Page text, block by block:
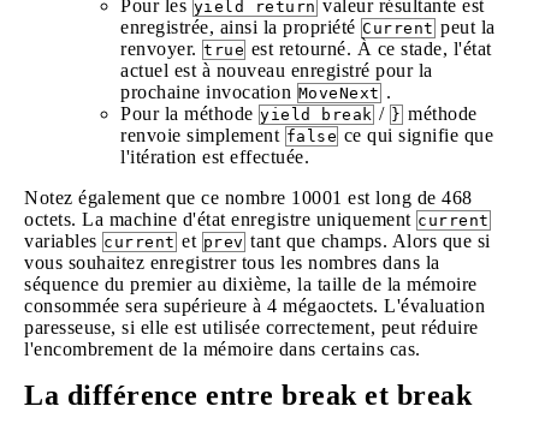
Pour les yield return valeur résultante est
enregistrée, ainsi la propriété Current peut la
renvoyer. true est retourné. À ce stade, l'état
actuel est à nouveau enregistré pour la
prochaine invocation MoveNext .
Pour la méthode yield break / } méthode
renvoie simplement false ce qui signifie que
l'itération est effectuée.
Notez également que ce nombre 10001 est long de 468
octets. La machine d'état enregistre uniquement current
variables current et prev tant que champs. Alors que si
vous souhaitez enregistrer tous les nombres dans la
séquence du premier au dixième, la taille de la mémoire
consommée sera supérieure à 4 mégaoctets. L'évaluation
paresseuse, si elle est utilisée correctement, peut réduire
l'encombrement de la mémoire dans certains cas.
La différence entre break et break